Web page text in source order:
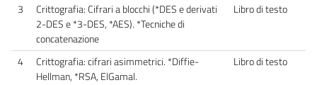
3
Crittografia: Cifrari a blocchi (*DES e derivati
2-DES e *3-DES, *AES). *Tecniche di
concatenazione
Libro di testo
4
Crittografia: cifrari asimmetrici. *Diffie-
Hellman, *RSA, ElGamal.
Libro di testo